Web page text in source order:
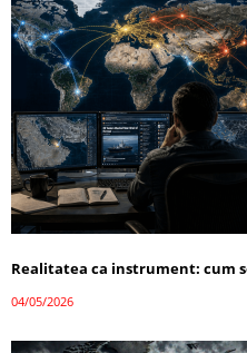
Realitatea ca instrument: cum
04/05/2026